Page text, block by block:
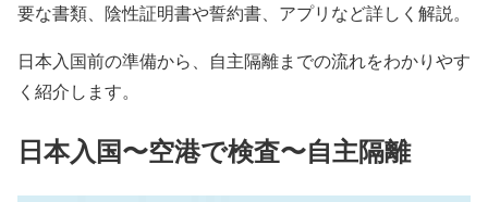
要な書類、陰性証明書や誓約書、アプリなど詳しく解説。
日本入国前の準備から、自主隔離までの流れをわかりやす
く紹介します。
日本入国〜空港で検査〜自主隔離